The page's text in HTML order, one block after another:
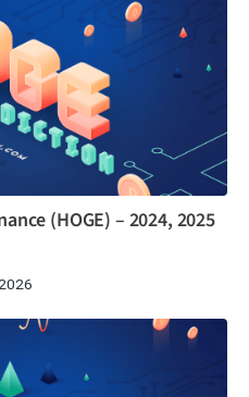
(HOGE) – 2024, 2025